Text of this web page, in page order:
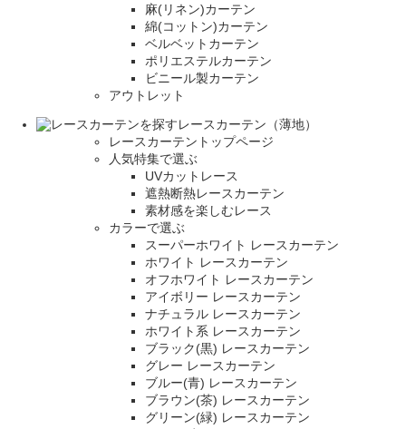
麻(リネン)カーテン
綿(コットン)カーテン
ベルベットカーテン
ポリエステルカーテン
ビニール製カーテン
アウトレット
レースカーテン（薄地）
レースカーテントップページ
人気特集で選ぶ
UVカットレース
遮熱断熱レースカーテン
素材感を楽しむレース
カラーで選ぶ
スーパーホワイト レースカーテン
ホワイト レースカーテン
オフホワイト レースカーテン
アイボリー レースカーテン
ナチュラル レースカーテン
ホワイト系 レースカーテン
ブラック(黒) レースカーテン
グレー レースカーテン
ブルー(青) レースカーテン
ブラウン(茶) レースカーテン
グリーン(緑) レースカーテン